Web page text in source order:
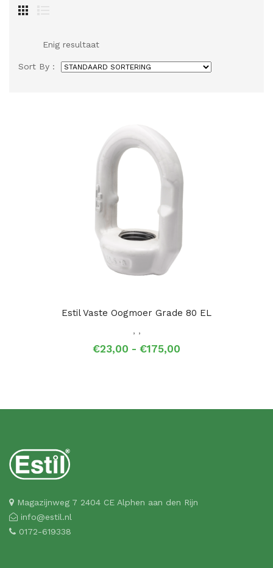
Enig resultaat
Sort By :
Estil Vaste Oogmoer Grade 80 EL
, ,
€23,00 - €175,00
Magazijnweg 7 2404 CE Alphen aan den Rijn
info@estil.nl
0172-619338